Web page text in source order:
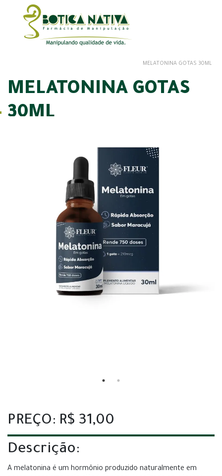
MELATONINA GOTAS 30ML
MELATONINA GOTAS
30ML
PREÇO: R$ 31,00
Descrição:
A melatonina é um hormônio produzido naturalmente em